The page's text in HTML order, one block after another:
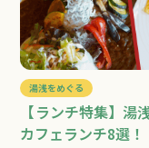
湯浅をめぐる
【ランチ特集】湯
カフェランチ8選！